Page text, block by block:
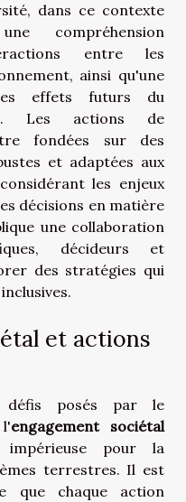
dans ce contexte
compréhension
entre les
ainsi qu'une
effets futurs du
Les actions de
fondées sur des
et adaptées aux
les enjeux
décisions en matière
une collaboration
décideurs et
des stratégies qui
et actions
défis posés par le
l'engagement sociétal
impérieuse pour la
terrestres. Il est
que chaque action